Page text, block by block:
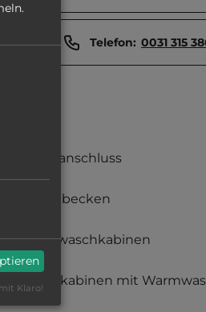
Telefon: 0031 315
Stromanschluss
Waschbecken
Einzelwaschkabinen
Duschkabinen mit
Klaro!